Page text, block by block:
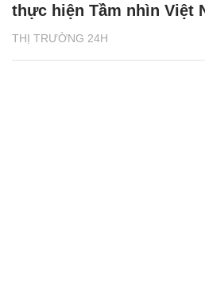
THỊ TRƯỜNG 24H
thực hiện Tầm nhìn Việt